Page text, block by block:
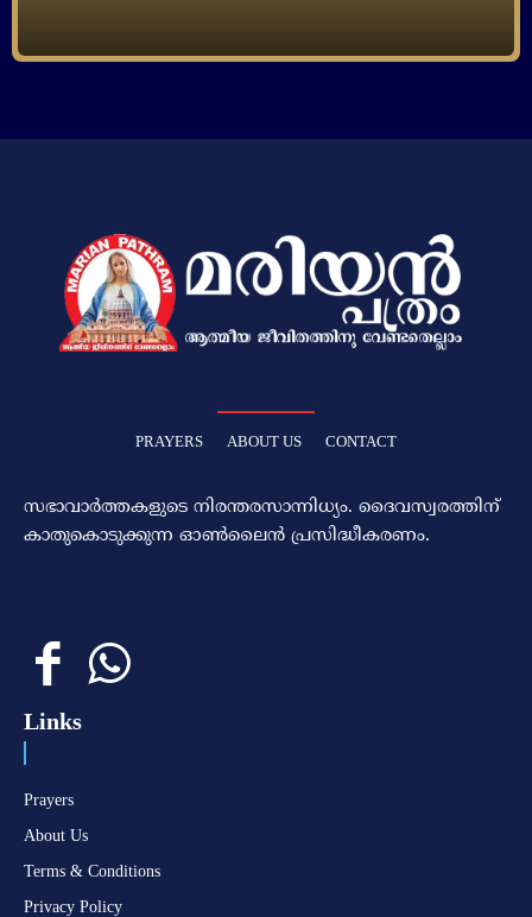
PRAYERS ABOUT US CONTACT
സഭാവാര്‍ത്തകളുടെ നിരന്തരസാന്നിധ്യം. ദൈവസ്വരത്തിന്‌
കാതുകൊടുക്കുന്ന ഓണ്‍ലൈന്‍ പ്രസിദ്ധീകരണം.
Links
Prayers
About Us
Terms & Conditions
Privacy Policy